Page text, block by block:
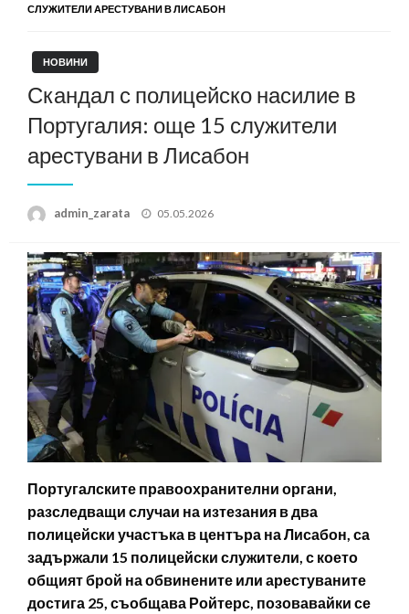
СЛУЖИТЕЛИ АРЕСТУВАНИ В ЛИСАБОН
НОВИНИ
Скандал с полицейско насилие в
Португалия: още 15 служители
арестувани в Лисабон
admin_zarata
Posted
05.05.2026
Португалските правоохранителни органи,
разследващи случаи на изтезания в два
полицейски участъка в центъра на Лисабон, са
задържали 15 полицейски служители, с което
общият брой на обвинените или арестуваните
достига 25, съобщава Ройтерс, позовавайки се